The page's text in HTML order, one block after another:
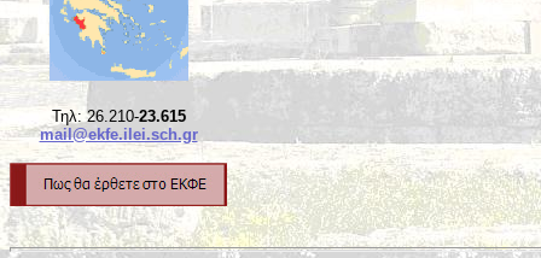
Τηλ: 26.210-23.615
mail@ekfe.ilei.sch.gr